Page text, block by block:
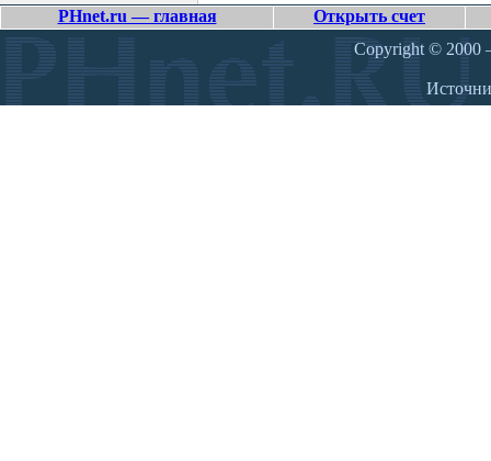
PHnet.ru — главная
Открыть счет
Copyright © 2000